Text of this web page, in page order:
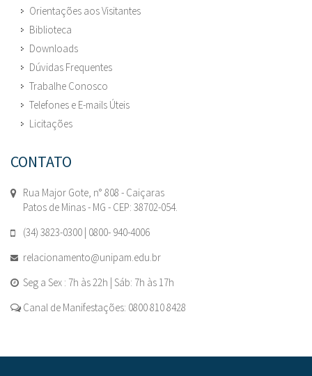
Orientações aos Visitantes
Biblioteca
Downloads
Dúvidas Frequentes
Trabalhe Conosco
Telefones e E-mails Úteis
Licitações
CONTATO
Rua Major Gote, n° 808 - Caiçaras
Patos de Minas - MG - CEP: 38702-054.
(34) 3823-0300 | 0800- 940-4006
relacionamento@unipam.edu.br
Seg a Sex : 7h às 22h | Sáb: 7h às 17h
Canal de Manifestações: 0800 810 8428